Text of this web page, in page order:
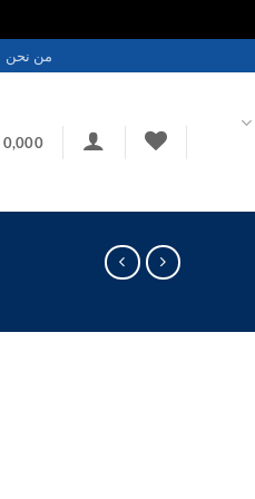
من نحن
0,000